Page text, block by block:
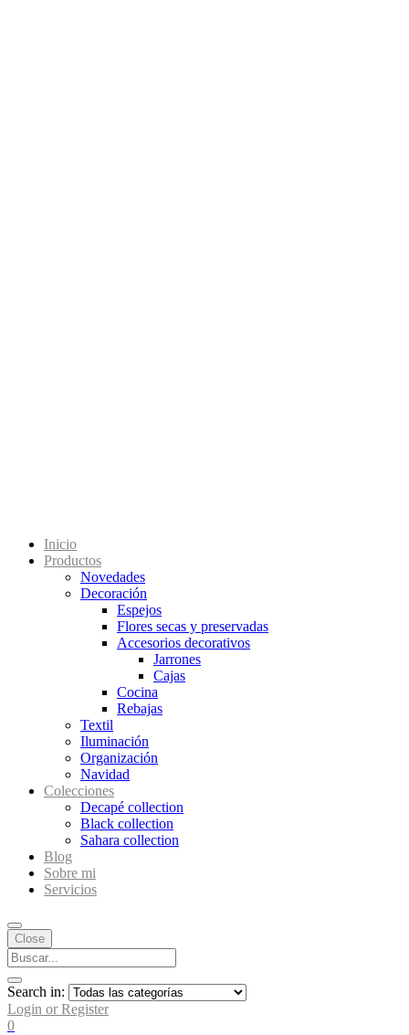
Inicio
Productos
Novedades
Decoración
Espejos
Flores secas y preservadas
Accesorios decorativos
Jarrones
Cajas
Cocina
Rebajas
Textil
Iluminación
Organización
Navidad
Colecciones
Decapé collection
Black collection
Sahara collection
Blog
Sobre mi
Servicios
Close
Search in:
Login or Register
0